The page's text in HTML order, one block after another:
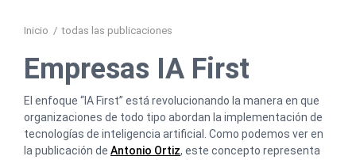
Inicio / todas las publicaciones
Empresas IA First
El enfoque “IA First” está revolucionando la manera en que
organizaciones de todo tipo abordan la implementación de
tecnologías de inteligencia artificial. Como podemos ver en
la publicación de Antonio Ortiz, este concepto representa